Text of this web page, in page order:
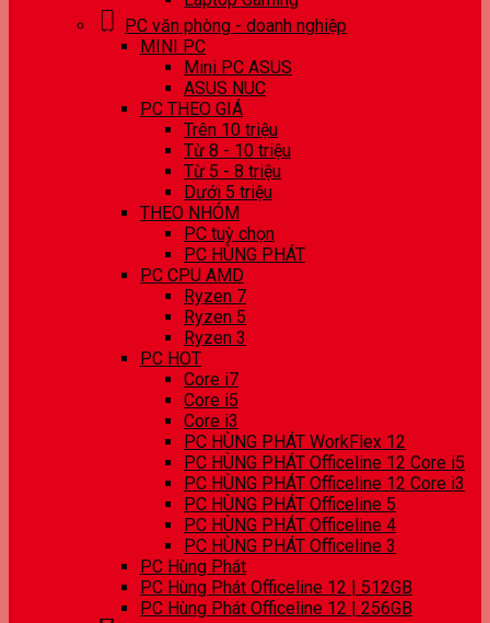
PC văn phòng - doanh nghiệp
MINI PC
Mini PC ASUS
ASUS NUC
PC THEO GIÁ
Trên 10 triệu
Từ 8 - 10 triệu
Từ 5 - 8 triệu
Dưới 5 triệu
THEO NHÓM
PC tuỳ chọn
PC HÙNG PHÁT
PC CPU AMD
Ryzen 7
Ryzen 5
Ryzen 3
PC HOT
Core i7
Core i5
Core i3
PC HÙNG PHÁT WorkFlex 12
PC HÙNG PHÁT Officeline 12 Core i5
PC HÙNG PHÁT Officeline 12 Core i3
PC HÙNG PHÁT Officeline 5
PC HÙNG PHÁT Officeline 4
PC HÙNG PHÁT Officeline 3
PC Hùng Phát
PC Hùng Phát Officeline 12 | 512GB
PC Hùng Phát Officeline 12 | 256GB